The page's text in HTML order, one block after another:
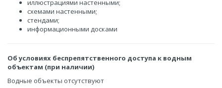
иллюстрациями настенными;
схемами настенными;
стендами;
информационными досками
Об условиях беспрепятственного доступа к водным
объектам (при наличии)
Водные объекты отсутствуют